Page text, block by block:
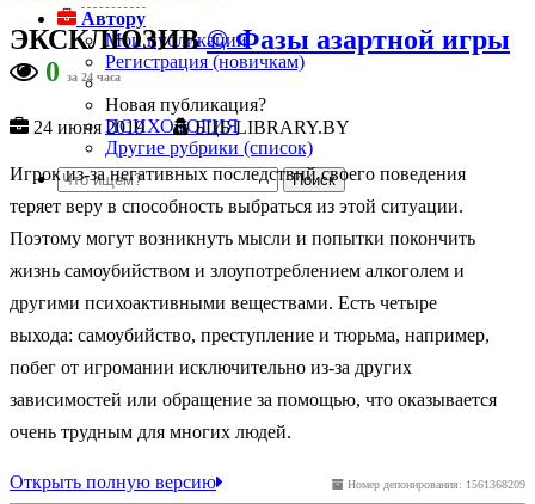
Автору
Мои публикации
Регистрация (новичкам)
Новая публикация?
ПСИХОЛОГИЯ
Другие рубрики (список)
ЭКСКЛЮЗИВ © Фазы азартной игры
0
за 24 часа
24 июня 2019 БЦБ LIBRARY.BY
Игрок из-за негативных последствий своего поведения
теряет веру в способность выбраться из этой ситуации.
Поэтому могут возникнуть мысли и попытки покончить
жизнь самоубийством и злоупотреблением алкоголем и
другими психоактивными веществами. Есть четыре
выхода: самоубийство, преступление и тюрьма, например,
побег от игромании исключительно из-за других
зависимостей или обращение за помощью, что оказывается
очень трудным для многих людей.
Номер депонирования: 1561368209
Открыть полную версию